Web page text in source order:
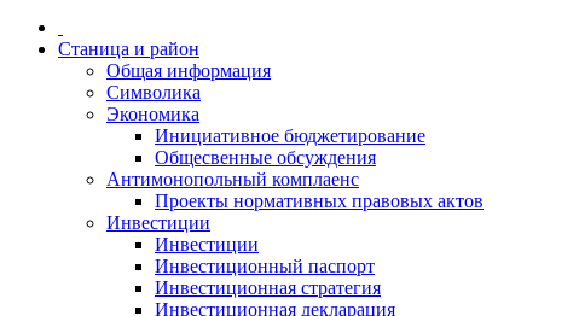
Станица и район
Общая информация
Символика
Экономика
Инициативное бюджетирование
Общесвенные обсуждения
Антимонопольный комплаенс
Проекты нормативных правовых актов
Инвестиции
Инвестиции
Инвестиционный паспорт
Инвестиционная стратегия
Инвестиционная декларация